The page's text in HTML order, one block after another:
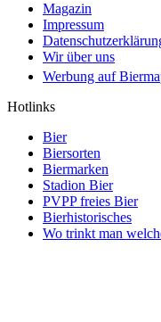
Magazin
Impressum
Wir über uns
Werbung auf
Hotlinks
Bier
Biersorten
Biermarken
Stadion Bier
PVPP freies Bier
Bierhistorisches
Wo trinkt man